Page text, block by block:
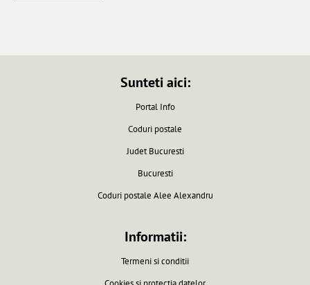
Sunteti aici:
Portal Info
Coduri postale
Judet Bucuresti
Bucuresti
Coduri postale Alee Alexandru
Informatii:
Termeni si conditii